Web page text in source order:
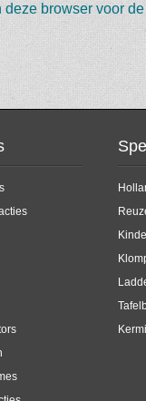
browser voor